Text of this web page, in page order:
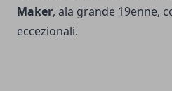
Maker, ala grande 19enne,
eccezionali.